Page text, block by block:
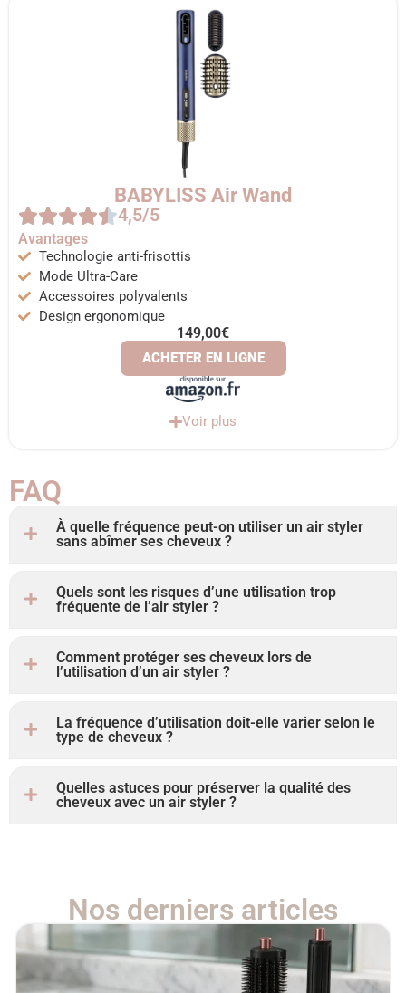
BABYLISS Air Wand
4,5/5
Avantages
Technologie anti-frisottis
Mode Ultra-Care
Accessoires polyvalents
Design ergonomique
149,00€
ACHETER EN LIGNE
Voir plus
FAQ ​
À quelle fréquence peut-on utiliser un air styler
sans abîmer ses cheveux ?
Quels sont les risques d’une utilisation trop
fréquente de l’air styler ?
Comment protéger ses cheveux lors de
l’utilisation d’un air styler ?
La fréquence d’utilisation doit-elle varier selon le
type de cheveux ?
Quelles astuces pour préserver la qualité des
cheveux avec un air styler ?
Nos derniers articles